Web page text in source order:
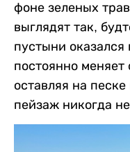
фоне зеленых
выглядят так,
пустыни
постоянно меняет
оставляя на
пейзаж никогда